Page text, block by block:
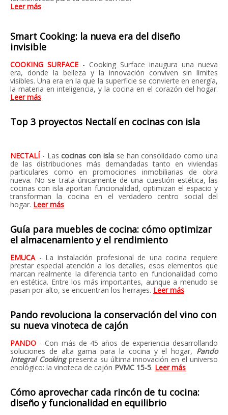
Leer más
Smart Cooking: la nueva era del diseño
invisible
COOKING SURFACE - Cooking Surface inaugura una nueva
era, donde la belleza y la innovación conviven sin límites
visibles. Una era en la que la superficie se convierte en energía,
la materia en inteligencia, y la cocina en el corazón del hogar.
Leer más
Top 3 proyectos Nectalí en cocinas con isla
NECTALÍ - Lascocinas con isla se han consolidado como una
de las distribuciones más demandadas tanto en viviendas
particulares como en promociones inmobiliarias de obra
nueva. No se trata únicamente de una cuestión estética, las
cocinas con isla aportan funcionalidad, optimizan el espacio y
transforman la cocina en el verdadero centro social del
hogar. Leer más
Guía para muebles de cocina: cómo optimizar
el almacenamiento y el rendimiento
EMUCA - La instalación profesional de una cocina requiere
prestar especial atención a los detalles, esos elementos que
marcan realmente la diferencia tanto en funcionalidad como
en estética. Entre los más importantes, aunque a menudo se
pasan por alto, se encuentran los herrajes. Leer más
Pando revoluciona la conservación del vino con
su nueva vinoteca de cajón
PANDO - Con más de 45 años de experiencia desarrollando
soluciones de alta gama para la cocina y el hogar, Pando
Integral Cookingpresenta su última innovación en el universo
enológico: la vinoteca de cajón PVMC 15-5. Leer más
Cómo aprovechar cada rincón de tu cocina:
diseño y funcionalidad en equilibrio